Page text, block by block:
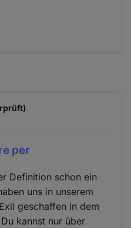
per
Definition schon ein
uns in unserem
geschaffen in dem
kannst nur über